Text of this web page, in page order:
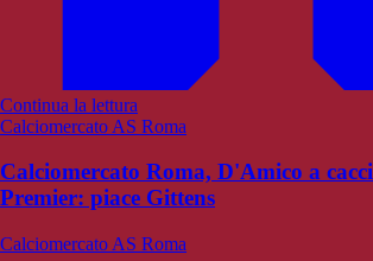
Continua la lettura
Calciomercato AS Roma
Calciomercato Roma, D'Amico a
Premier: piace Gittens
Calciomercato AS Roma